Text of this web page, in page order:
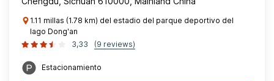
1.11 millas (1.78 km) del estadio del parque deportivo del
lago Dong'an
3,33
(9 reviews)
Estacionamiento